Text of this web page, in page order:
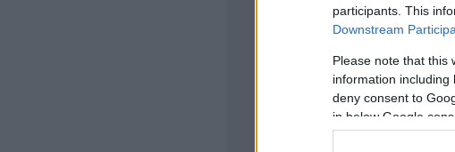
participants. This
Downstream
Please note that this
information including
deny consent to
in below Google